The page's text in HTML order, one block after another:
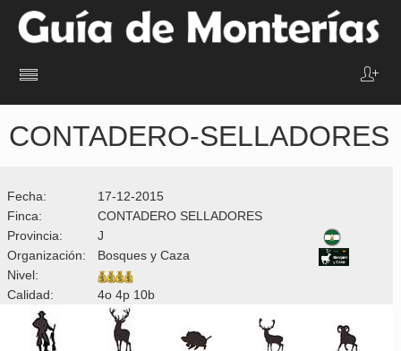
CONTADERO-SELLADORES
Fecha:
17-12-2015
Finca:
CONTADERO SELLADORES
Provincia:
J
Organización:
Bosques y Caza
Nivel:
Calidad:
4o 4p 10b